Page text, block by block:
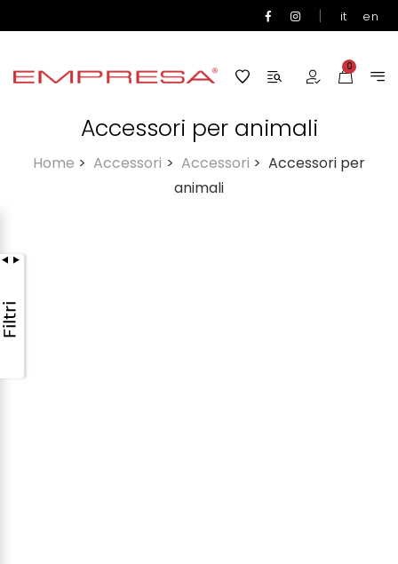
| it en
0
Accessori per animali
Home > Accessori > Accessori > Accessori per
animali